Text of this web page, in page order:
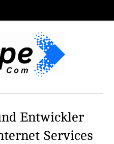
Entwickler
Services